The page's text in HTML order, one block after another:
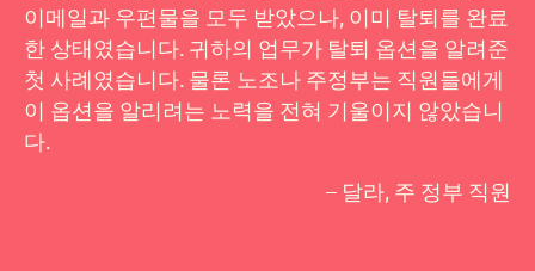
이메일과 우편물을 모두 받았으나, 이미 탈퇴를 완료
한 상태였습니다. 귀하의 업무가 탈퇴 옵션을 알려준
첫 사례였습니다. 물론 노조나 주정부는 직원들에게
이 옵션을 알리려는 노력을 전혀 기울이지 않았습니
다.
– 달라, 주 정부 직원